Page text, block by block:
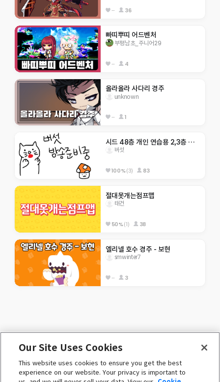
-- 36
빠띠뿌띠 어드벤처
부평남초_주니어29
-- 4
올라올라 사다리 경주
unknown
-- 1
시드 48층 개인 연습용 2,3층 텔포O
버섯
100%(3) 83
절대못개는점프맵
태건
50%(1) 38
엘리넬 호수 경주 - 보현
smwinter7
-- 3
ⓒ Nexon Korea Corp. & Toben Studio Inc.
Our Site Uses Cookies
This website uses cookies to ensure you get the best
experience on our website. Your privacy is important to